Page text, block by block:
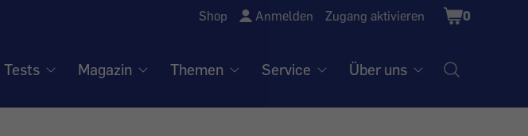
Shop Anmelden Zugang aktivieren
Shopping
Cart
0
Tests Magazin Themen Service Über uns